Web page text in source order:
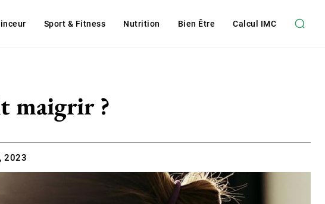
Sport & Fitness Nutrition Bien Être Calcul IMC
maigrir ?
2023